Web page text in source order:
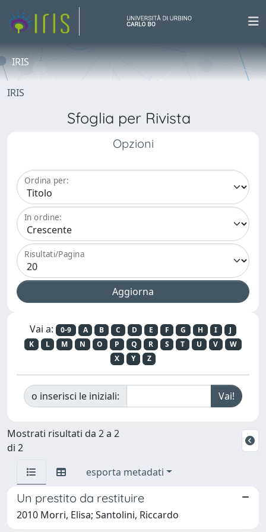
IRIS
IRIS
Sfoglia per Rivista
Opzioni
Ordina per:
In ordine:
Risultati/Pagina
Vai a: 0-9 A B C D E F G H I
J
K
L M N O P Q R S T U V
W
X
Y Z
o inserisci le iniziali:
Mostrati risultati da 2 a 2
di 2
esporta metadati
Un prestito da restituire
2010 Morri, Elisa; Santolini, Riccardo